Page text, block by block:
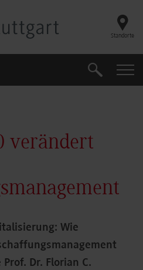
Standorte
Suche
verändert
Wie
Dr. Florian C.